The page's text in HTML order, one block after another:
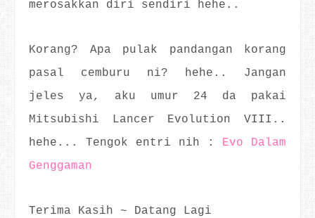
merosakkan diri sendiri hehe..
Korang? Apa pulak pandangan korang
pasal cemburu ni? hehe.. Jangan
jeles ya, aku umur 24 da pakai
Mitsubishi Lancer Evolution VIII..
hehe... Tengok entri nih : Evo Dalam
Genggaman
Terima Kasih ~ Datang Lagi